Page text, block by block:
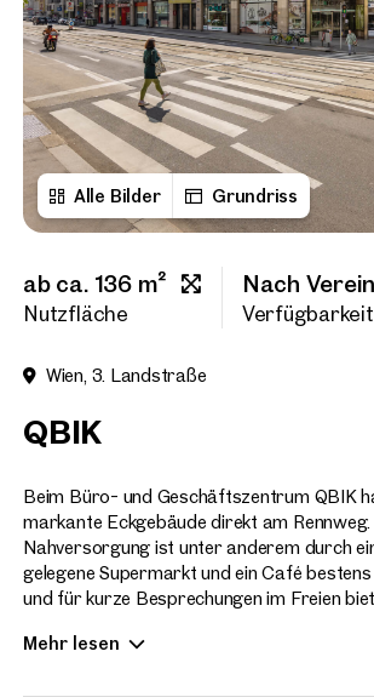
Alle Bilder Grundriss
ab ca. 136 m²
Nutzfläche
Nach
Verfügbarkeit
Wien, 3. Landstraße
QBIK
Beim Büro- und Geschäftszentrum QBIK
markante Eckgebäude direkt am Rennweg.
Nahversorgung ist unter anderem durch
gelegene Supermarkt und ein Café
und für kurze Besprechungen im Freien
In der hauseigenen Tiefgarage stehen
Mehr lesen
Anrede
Titel
E-
Direkte:r Ansprechpartner:in
Anrufen oder Rückruf vereinbaren